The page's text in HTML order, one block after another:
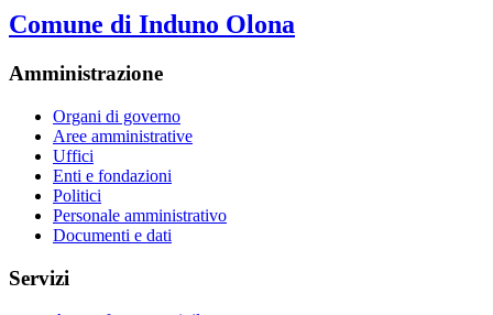
Comune di Induno Olona
Amministrazione
Organi di governo
Aree amministrative
Uffici
Enti e fondazioni
Politici
Personale amministrativo
Documenti e dati
Servizi